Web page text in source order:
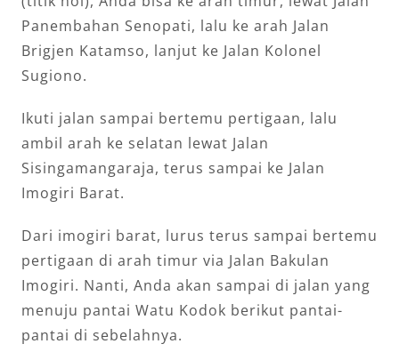
Panembahan Senopati, lalu ke arah Jalan
Brigjen Katamso, lanjut ke Jalan Kolonel
Sugiono.
Ikuti jalan sampai bertemu pertigaan, lalu
ambil arah ke selatan lewat Jalan
Sisingamangaraja, terus sampai ke Jalan
Imogiri Barat.
Dari imogiri barat, lurus terus sampai bertemu
pertigaan di arah timur via Jalan Bakulan
Imogiri. Nanti, Anda akan sampai di jalan yang
menuju pantai Watu Kodok berikut pantai-
pantai di sebelahnya.